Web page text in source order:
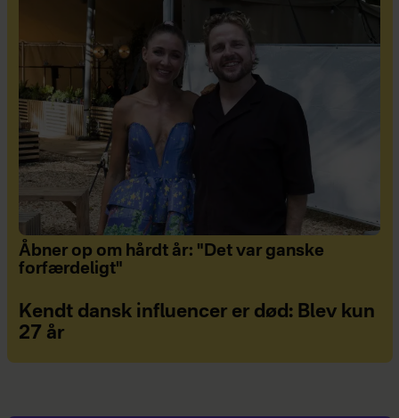
Åbner op om hårdt år: "Det var ganske
forfærdeligt"
Kendt dansk influencer er død: Blev kun
27 år